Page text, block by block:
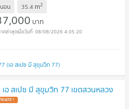
อน 35.4 m2
บาท
08/08/2026 4:05:20
(เอ สเปซ มี สุขุมวิท 77)
อ สเปซ มี สุขุมวิท 77 เขตสวนหลวง
!